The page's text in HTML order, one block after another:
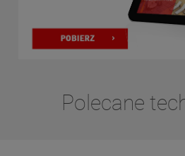
Polecane